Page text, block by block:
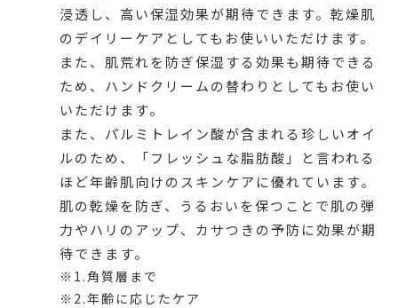
浸透し、高い保湿効果が期待できます。乾燥肌
のデイリーケアとしてもお使いいただけます。
また、肌荒れを防ぎ保湿する効果も期待できる
ため、ハンドクリームの替わりとしてもお使い
いただけます。
また、パルミトレイン酸が含まれる珍しいオイ
ルのため、「フレッシュな脂肪酸」と言われる
ほど年齢肌向けのスキンケアに優れています。
肌の乾燥を防ぎ、うるおいを保つことで肌の弾
力やハリのアップ、カサつきの予防に効果が期
待できます。
※1.角質層まで
※2.年齢に応じたケア